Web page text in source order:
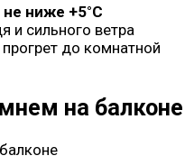
не ниже +5°С
и сильного ветра
до комнатной
на балконе